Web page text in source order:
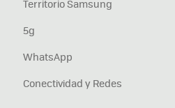
Territorio Samsung
5g
WhatsApp
Conectividad y Redes